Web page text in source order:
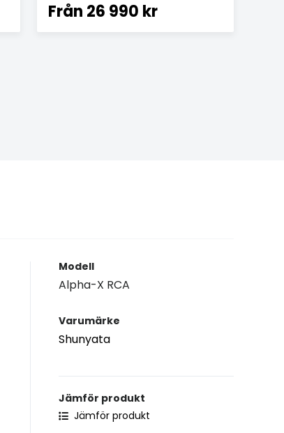
Från 26 990 kr
Modell
Alpha-X RCA
Varumärke
Shunyata
Jämför produkt
Jämför produkt